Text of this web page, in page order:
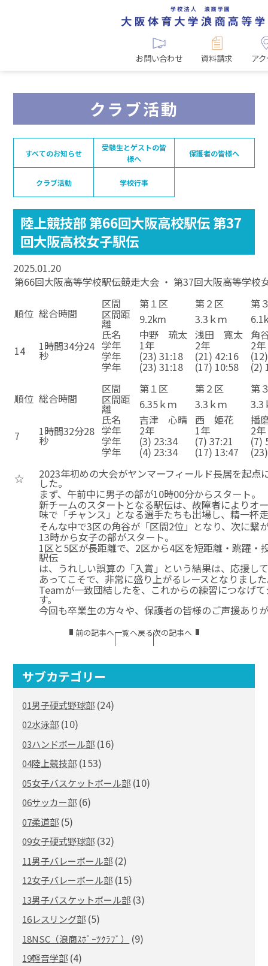
お問い合わせ 資料請求 ア
クラブ活動
すべてのお知らせ
受験生とゲストの皆
様へ
保護者の皆様へ
クラブ活動 学校行事
陸上競技部 第66回大阪高校駅伝 第37
回大阪高校女子駅伝
2025.01.20
第66回大阪高等学校駅伝競走大会 ・ 第37回大阪高等学校
順位 総合時間
区間 第１区 第２区 第
区間距
離 9.2km 3.3ｋｍ
14 1時間34分24
秒
氏名 中野 琉太 浅田 寛太 角
学年 1年 2年 2年
学年 (23) 31:18 (21) 42:16
学年 (23) 31:18 (17) 10:58 (2)
11 11
11
順位 総合時間
区間 第１区 第２区 第
区間距
離 6.35ｋｍ 3.3ｋｍ 3.3
7 1時間32分28
秒
氏名 吉津 心晴 西 姫花 播
学年 2年 1年 2年
学年 (3) 23:34 (7) 37:21 (7)
学年 (4) 23:34 (17) 13:47
11 11
11
☆
2023年初めの大会がヤンマーフィールド長居を起点
した。
まず、午前中に男子の部が10時00分からスタート。
新チームのスタートとなる駅伝は、故障者によりオ
味で「チャンス」となる選手たちも出場し、精一杯
そんな中で3区の角谷が「区間2位」となり、次に繋
13時から女子の部がスタート。
1区と5区が長距離で、2区から4区を短距離・跳躍・
駅伝
は、うれしい誤算の「入賞」という結果は、応援し
あってこそで、非常に盛り上がるレースとなりまし
Teamが一致団結したを、これからの練習につなげ
す。
今回も卒業生の方々や、保護者の皆様のご声援あり
前の記事へ一覧へ戻る次の記事へ
サブカテゴリー
01男子硬式野球部 (24)
02水泳部 (10)
03ハンドボール部 (16)
04陸上競技部 (153)
05女子バスケットボール部 (10)
06サッカー部 (6)
07柔道部 (5)
09女子硬式野球部 (32)
11男子バレーボール部 (2)
12女子バレーボール部 (15)
13男子バスケットボール部 (3)
16レスリング部 (5)
18NSC（浪商ｽﾎﾟｰﾂｸﾗﾌﾞ） (9)
19軽音学部 (4)